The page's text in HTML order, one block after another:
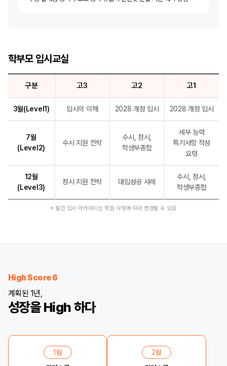
학부모 입시교실
구분 고3 고2 고1
3월(Level1) 입시의 이해 2028 개정 입시 2028 개정 입시
7월
(Level2)
수시 지원 전략
수시, 정시,
학생부종합
세부 능력
특기사항 작성
요령
12월
(Level3)
정시 지원 전략 대입성공 사례
수시, 정시,
학생부종합
※ 월간 입시 아카데미는 학원 사정에 따라 변경될 수 있음
High Score 6
계획된 1년,
성장을 High 하다
1월
2월